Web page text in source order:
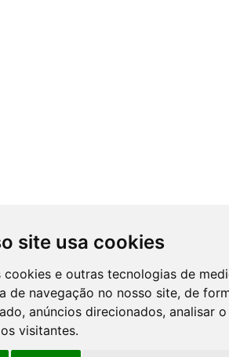
site usa cookies
cookies e outras tecnologias de
de navegação no nosso site, de
anúncios direcionados, analisar
visitantes.
DE VENDA
COOKIES
Mantenha-se
Promções,